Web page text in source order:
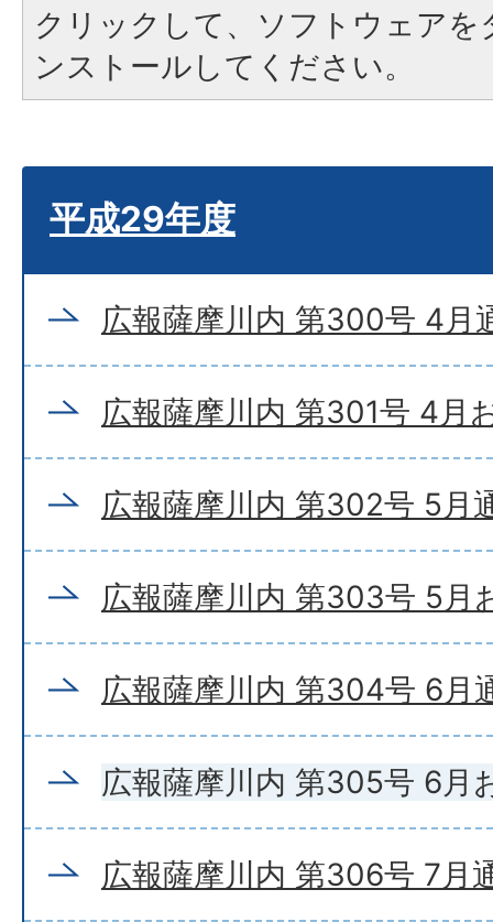
クリックして、ソフトウェア
ンストールしてください。
平成29年度
広報薩摩川内 第300号 4月
広報薩摩川内 第301号 4月
広報薩摩川内 第302号 5月
広報薩摩川内 第303号 5月
広報薩摩川内 第304号 6月
広報薩摩川内 第305号 6月
広報薩摩川内 第306号 7月